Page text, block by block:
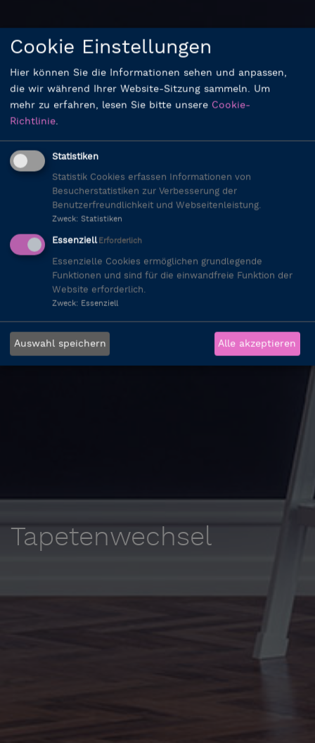
Tapetenwechsel
Cookie Einstellungen
Hier können Sie die Informationen sehen und anpassen,
die wir während Ihrer Website-Sitzung sammeln. Um
mehr zu erfahren, lesen Sie bitte unsere Cookie-
Richtlinie.
Statistiken
Statistik Cookies erfassen Informationen von
Besucherstatistiken zur Verbesserung der
Benutzerfreundlichkeit und Webseitenleistung.
Zweck: Statistiken
Essenziell Erforderlich
Essenzielle Cookies ermöglichen grundlegende
Funktionen und sind für die einwandfreie Funktion der
Website erforderlich.
Zweck: Essenziell
Auswahl speichern Alle akzeptieren